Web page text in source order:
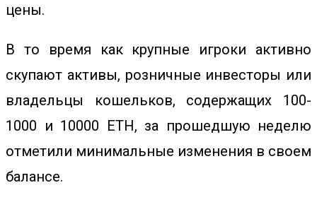
цены.
В то время как крупные игроки активно
скупают активы, розничные инвесторы или
владельцы кошельков, содержащих 100-
1000 и 10000 ETH, за прошедшую неделю
отметили минимальные изменения в своем
балансе.